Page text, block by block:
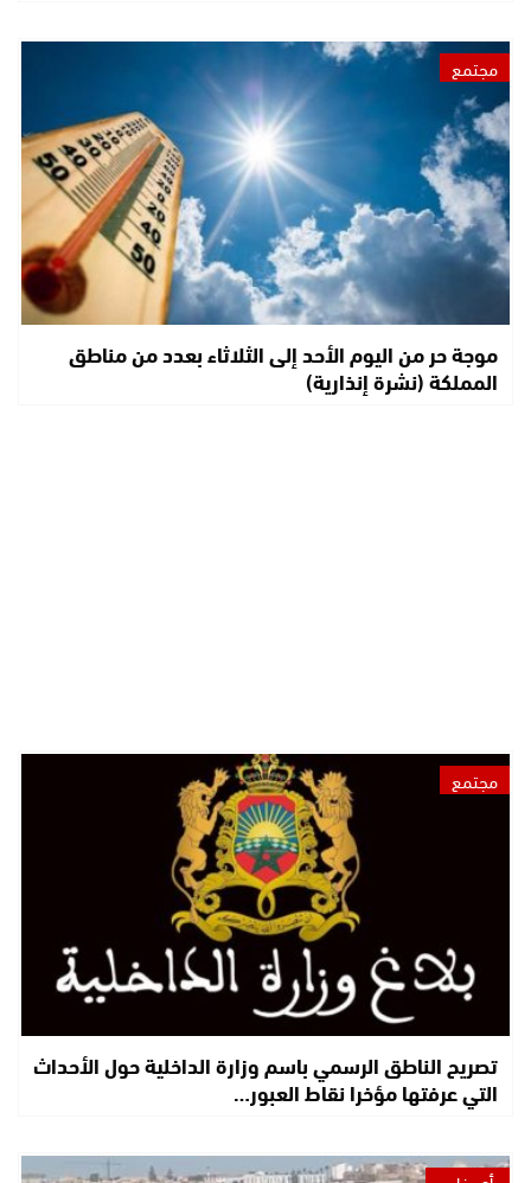
مجتمع
موجة حر من اليوم الأحد إلى الثلاثاء بعدد من مناطق
المملكة (نشرة إنذارية)
مجتمع
تصريح الناطق الرسمي باسم وزارة الداخلية حول الأحداث
التي عرفتها مؤخرا نقاط العبور…